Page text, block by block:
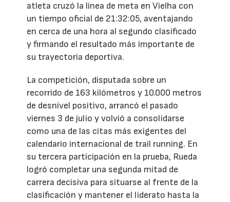
atleta cruzó la línea de meta en Vielha con
un tiempo oficial de 21:32:05, aventajando
en cerca de una hora al segundo clasificado
y firmando el resultado más importante de
su trayectoria deportiva.
La competición, disputada sobre un
recorrido de 163 kilómetros y 10.000 metros
de desnivel positivo, arrancó el pasado
viernes 3 de julio y volvió a consolidarse
como una de las citas más exigentes del
calendario internacional de trail running. En
su tercera participación en la prueba, Rueda
logró completar una segunda mitad de
carrera decisiva para situarse al frente de la
clasificación y mantener el liderato hasta la